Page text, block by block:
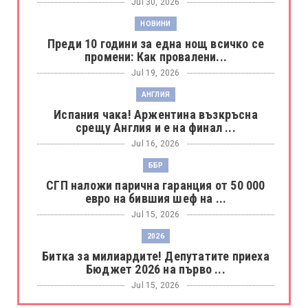
НОВИНИ
Преди 10 години за една нощ всичко се
промени: Как провалени...
Jul 19, 2026
АНГЛИЯ
Испания чака! Аржентина възкръсна
срещу Англия и е на финал ...
Jul 16, 2026
ББР
СГП наложи парична гаранция от 50 000
евро на бившия шеф на ...
Jul 15, 2026
2026
Битка за милиардите! Депутатите приеха
Бюджет 2026 на първо ...
Jul 15, 2026